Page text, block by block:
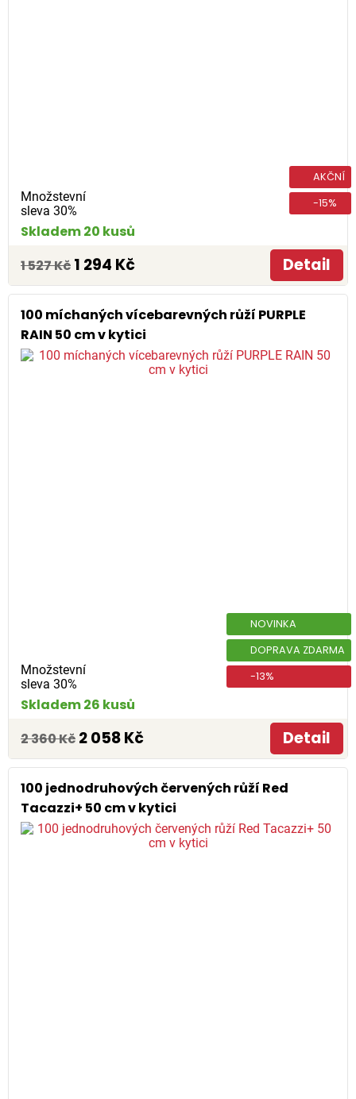
Množstevní
sleva 30%
AKČNÍ
-15%
Skladem 20 kusů
1 527 Kč 1 294 Kč Detail
100 míchaných vícebarevných růží PURPLE
RAIN 50 cm v kytici
Množstevní
sleva 30%
NOVINKA
DOPRAVA ZDARMA
-13%
Skladem 26 kusů
2 360 Kč 2 058 Kč Detail
100 jednodruhových červených růží Red
Tacazzi+ 50 cm v kytici